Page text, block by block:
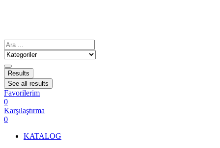
Results
See all results
Favorilerim
0
Karşılaştırma
0
KATALOG